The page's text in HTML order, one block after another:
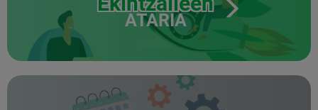
ATARIA